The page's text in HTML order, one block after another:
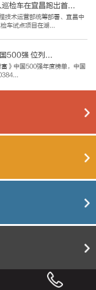
检车在宜昌跑出首...
技术运营部统筹部署、宜昌中
车试点项目在湖...
500强 位列...
》中国500强年度榜单，中国